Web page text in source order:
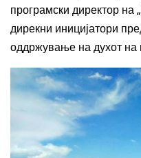
програмски директор на
дирекни иницијатори
оддржување на духот на